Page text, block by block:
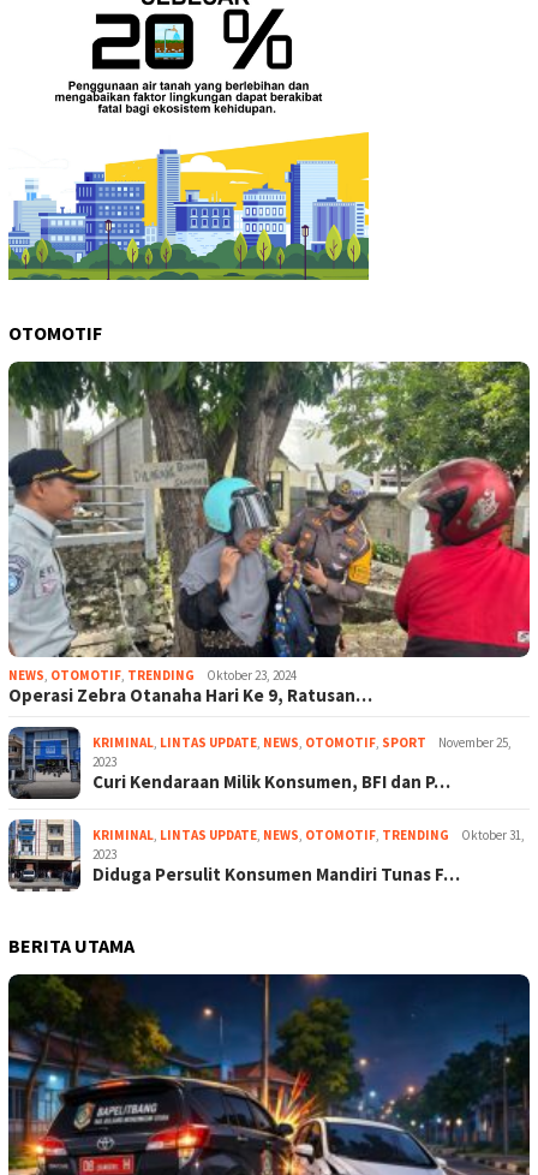
OTOMOTIF
NEWS, OTOMOTIF, TRENDING Oktober 23, 2024
Operasi Zebra Otanaha Hari Ke 9, Ratusan…
KRIMINAL, LINTAS UPDATE, NEWS, OTOMOTIF, SPORT
November 25,
2023
Curi Kendaraan Milik Konsumen, BFI dan P…
KRIMINAL, LINTAS UPDATE, NEWS, OTOMOTIF, TRENDING
Oktober 31,
2023
Diduga Persulit Konsumen Mandiri Tunas F…
BERITA UTAMA